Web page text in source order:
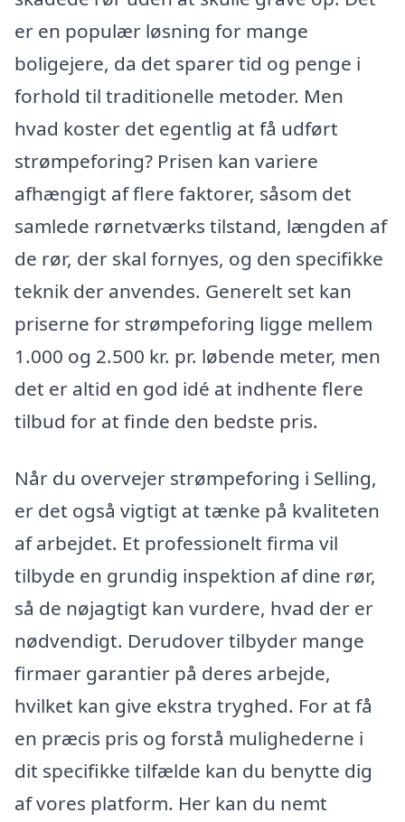
er en populær løsning for mange
boligejere, da det sparer tid og penge i
forhold til traditionelle metoder. Men
hvad koster det egentlig at få udført
strømpeforing? Prisen kan variere
afhængigt af flere faktorer, såsom det
samlede rørnetværks tilstand, længden af
de rør, der skal fornyes, og den specifikke
teknik der anvendes. Generelt set kan
priserne for strømpeforing ligge mellem
1.000 og 2.500 kr. pr. løbende meter, men
det er altid en god idé at indhente flere
tilbud for at finde den bedste pris.
Når du overvejer strømpeforing i Selling,
er det også vigtigt at tænke på kvaliteten
af arbejdet. Et professionelt firma vil
tilbyde en grundig inspektion af dine rør,
så de nøjagtigt kan vurdere, hvad der er
nødvendigt. Derudover tilbyder mange
firmaer garantier på deres arbejde,
hvilket kan give ekstra tryghed. For at få
en præcis pris og forstå mulighederne i
dit specifikke tilfælde kan du benytte dig
af vores platform. Her kan du nemt